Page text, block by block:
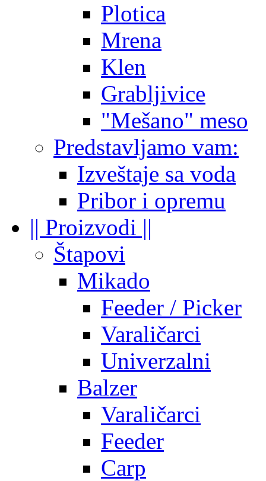
Plotica
Mrena
Klen
Grabljivice
"Mešano" meso
Predstavljamo vam:
Izveštaje sa voda
Pribor i opremu
|| Proizvodi ||
Štapovi
Mikado
Feeder / Picker
Varaličarci
Univerzalni
Balzer
Varaličarci
Feeder
Carp